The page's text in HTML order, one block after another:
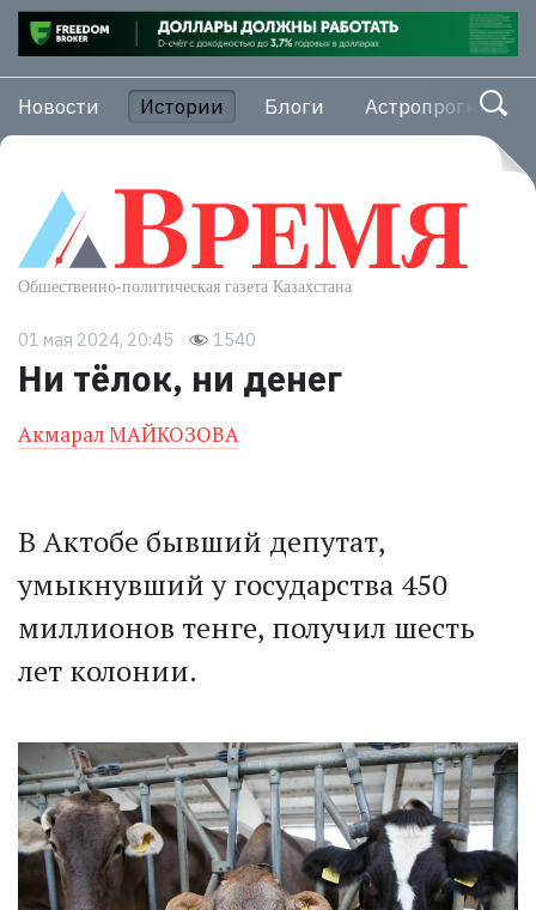
Новости Истории Блоги Астропрогноз
01 мая 2024, 20:45 1540
Ни тёлок, ни денег
Акмарал МАЙКОЗОВА
В Актобе бывший депутат,
умыкнувший у государства 450
миллионов тенге, получил шесть
лет колонии.